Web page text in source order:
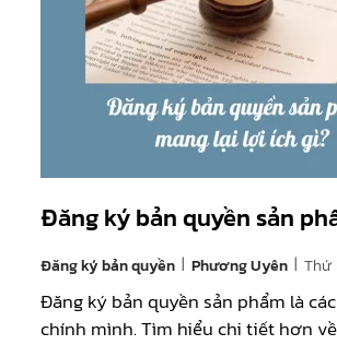
Đăng ký bản quyền sản
Đăng ký bản quyền | Phương Uyên | Thứ
Đăng ký bản quyền sản phẩm là
chính mình. Tìm hiểu chi tiết hơn